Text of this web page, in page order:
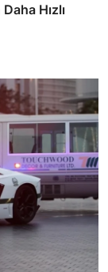
Hızlı